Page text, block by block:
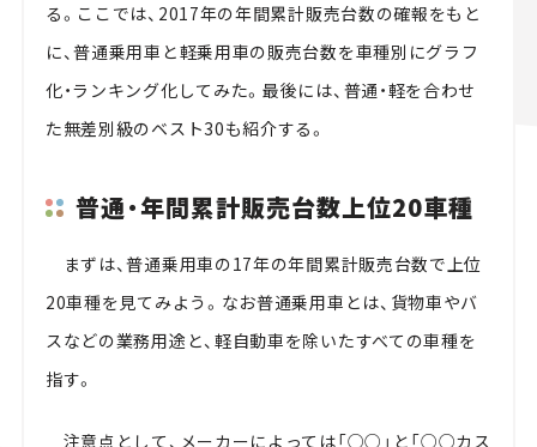
る。ここでは、2017年の年間累計販売台数の確報をもと
に、普通乗用車と軽乗用車の販売台数を車種別にグラフ
化・ランキング化してみた。最後には、普通・軽を合わせ
た無差別級のベスト30も紹介する。
普通・年間累計販売台数上位20車種
まずは、普通乗用車の17年の年間累計販売台数で上位
20車種を見てみよう。なお普通乗用車とは、貨物車やバ
スなどの業務用途と、軽自動車を除いたすべての車種を
指す。
注意点として、メーカーによっては「○○」と「○○カス